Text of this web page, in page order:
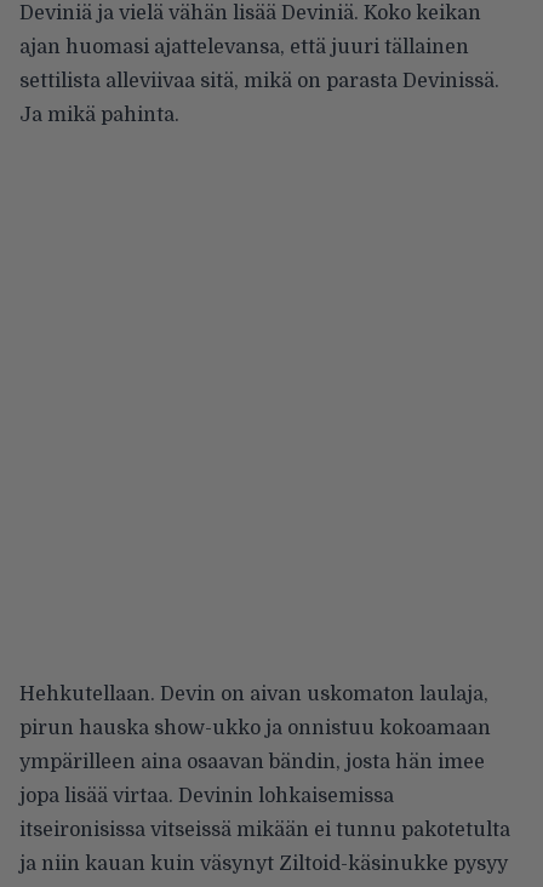
Deviniä ja vielä vähän lisää Deviniä. Koko keikan
ajan huomasi ajattelevansa, että juuri tällainen
settilista alleviivaa sitä, mikä on parasta Devinissä.
Ja mikä pahinta.
Hehkutellaan. Devin on aivan uskomaton laulaja,
pirun hauska show-ukko ja onnistuu kokoamaan
ympärilleen aina osaavan bändin, josta hän imee
jopa lisää virtaa. Devinin lohkaisemissa
itseironisissa vitseissä mikään ei tunnu pakotetulta
ja niin kauan kuin väsynyt Ziltoid-käsinukke pysyy